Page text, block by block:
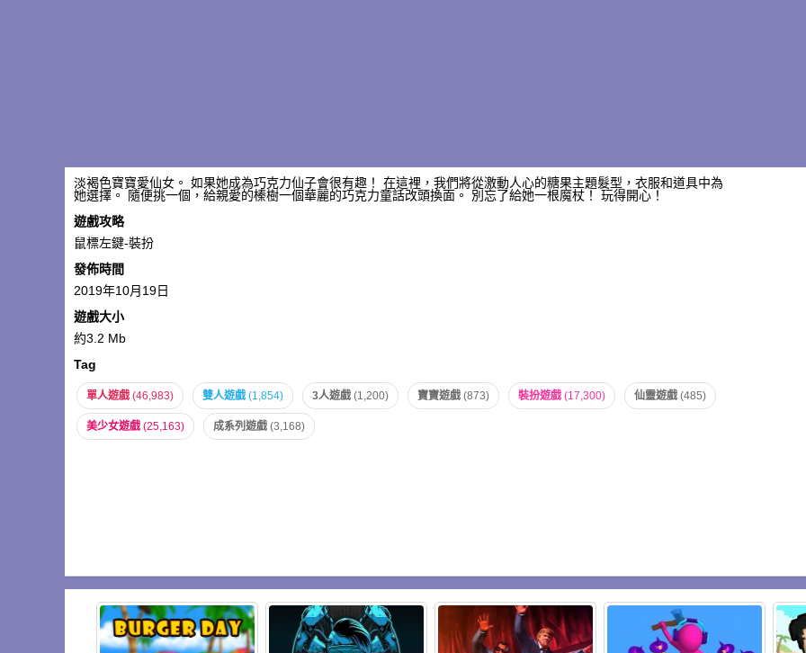
淡褐色寶寶愛仙女。 如果她成為巧克力仙子會很有趣！ 在這裡，我們將從激動人心的糖果主題髮型，衣服和道具中為
她選擇。 隨便挑一個，給親愛的榛樹一個華麗的巧克力童話改頭換面。 別忘了給她一根魔杖！ 玩得開心！
遊戲攻略
鼠標左鍵-裝扮
發佈時間
2019年10月19日
遊戲大小
約3.2 Mb
Tag
單人遊戲 (46,983) 雙人遊戲 (1,854) 3人遊戲 (1,200) 寶寶遊戲 (873) 裝扮遊戲 (17,300) 仙靈遊戲 (485)
美少女遊戲 (25,163) 成系列遊戲 (3,168)